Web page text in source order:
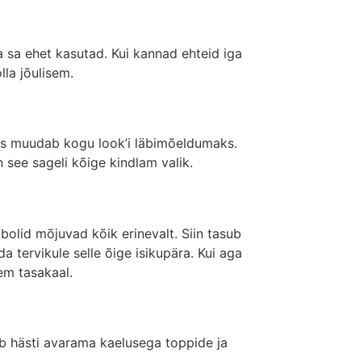
ehet kasutad. Kui kannad ehteid iga
jõulisem.
kogu look’i läbimõeldumaks.
see sageli kõige kindlam valik.
mõjuvad kõik erinevalt. Siin tasub
tervikule selle õige isikupära. Kui aga
tasakaal.
hästi avarama kaelusega toppide ja